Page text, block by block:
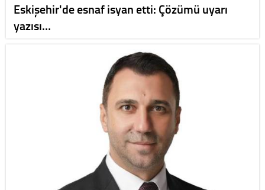
Eskişehir'de esnaf isyan etti: Çözümü uyarı
yazısı…